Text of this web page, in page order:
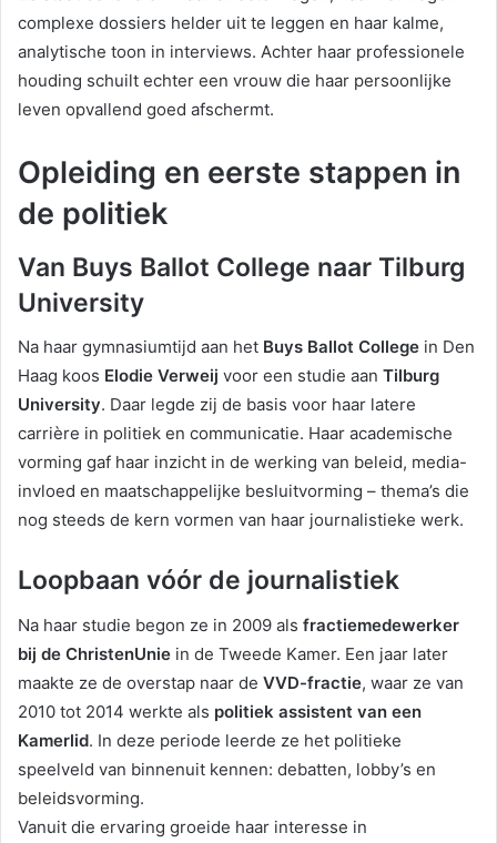
complexe dossiers helder uit te leggen en haar kalme,
analytische toon in interviews. Achter haar professionele
houding schuilt echter een vrouw die haar persoonlijke
leven opvallend goed afschermt.
Opleiding en eerste stappen in
de politiek
Van Buys Ballot College naar Tilburg
University
Na haar gymnasiumtijd aan het Buys Ballot College in Den
Haag koos Elodie Verweij voor een studie aan Tilburg
University. Daar legde zij de basis voor haar latere
carrière in politiek en communicatie. Haar academische
vorming gaf haar inzicht in de werking van beleid, media-
invloed en maatschappelijke besluitvorming – thema’s die
nog steeds de kern vormen van haar journalistieke werk.
Loopbaan vóór de journalistiek
Na haar studie begon ze in 2009 als fractiemedewerker
bij de ChristenUnie in de Tweede Kamer. Een jaar later
maakte ze de overstap naar de VVD-fractie, waar ze van
2010 tot 2014 werkte als politiek assistent van een
Kamerlid. In deze periode leerde ze het politieke
speelveld van binnenuit kennen: debatten, lobby’s en
beleidsvorming.
Vanuit die ervaring groeide haar interesse in